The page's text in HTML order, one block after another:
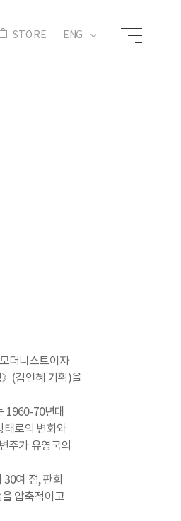
STORE ENG
더니스트이자
(김인혜 기획)을
1960-70년대
태로의 변화와
주가 유영국의
30여 점, 판화
압축적이고